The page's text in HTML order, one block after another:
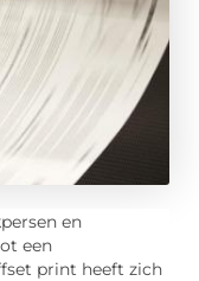
en
een
print heeft zich